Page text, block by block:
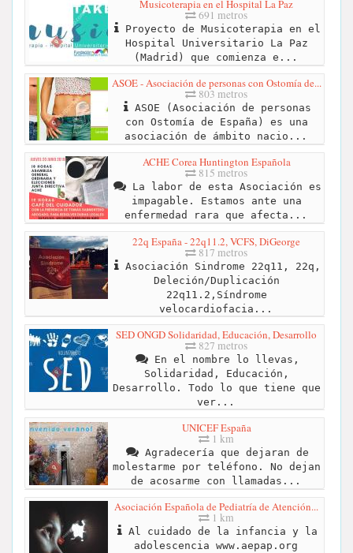
Musicoterapia en el Hospital La Paz
691 metros
Proyecto de Musicoterapia en el
Hospital Universitario La Paz
(Madrid) que comienza e...
ASOE - Asociación de personas con Ostomía de...
803 metros
ASOE (Asociación de personas
con Ostomía de España) es una
asociación de ámbito nacio...
ACHE Corea Huntington Española
815 metros
La labor de esta Asociación es
impagable. Estamos ante una
enfermedad rara que afecta...
22q España - 22q11.2, VCFS, DiGeorge
817 metros
Asociación Sindrome 22q11, 22q,
Deleción/Duplicación
22q11.2,Síndrome
velocardiofacia...
SED ONGD Solidaridad, Educación, Desarrollo
827 metros
En el nombre lo llevas,
Solidaridad, Educación,
Desarrollo. Todo lo que tiene que
ver...
UNICEF España
1 km
Agradecería que dejaran de
molestarme por teléfono. No dejan
de acosarme con llamadas...
Asociación Española de Pediatría de Atención...
1 km
Al cuidado de la infancia y la
adolescencia www.aepap.org